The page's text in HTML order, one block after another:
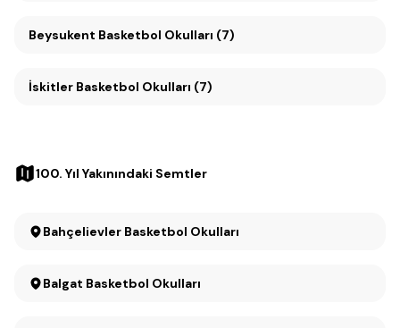
Beysukent Basketbol Okulları (7)
İskitler Basketbol Okulları (7)
100. Yıl Yakınındaki Semtler
Bahçelievler Basketbol Okulları
Balgat Basketbol Okulları